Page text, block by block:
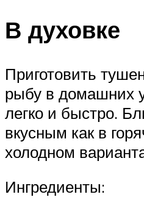
В духовке
Приготовить
рыбу в домашних
легко и быстро.
вкусным как в
холодном
Ингредиенты: